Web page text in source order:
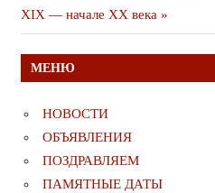
XIX — начале XX века
МЕНЮ
НОВОСТИ
ОБЪЯВЛЕНИЯ
ПОЗДРАВЛЯЕМ
ПАМЯТНЫЕ ДАТЫ